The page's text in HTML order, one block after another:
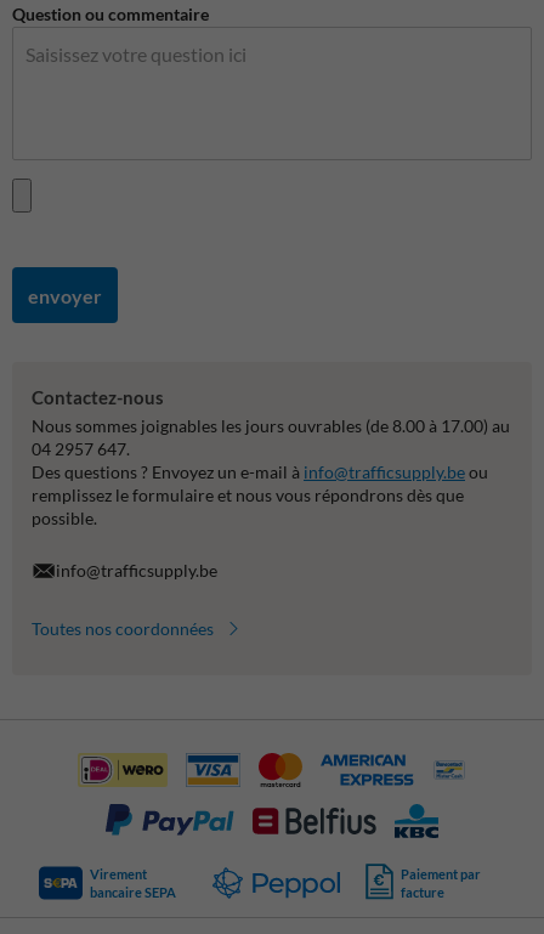
Question ou commentaire
envoyer
Contactez-nous
Nous sommes joignables les jours ouvrables (de 8.00 à 17.00) au
04 2957 647.
Des questions ? Envoyez un e-mail à info@trafficsupply.beou
remplissez le formulaire et nous vous répondrons dès que
possible.
info@trafficsupply.be
Toutes nos coordonnées
Virement
bancaire SEPA
Paiement par
facture